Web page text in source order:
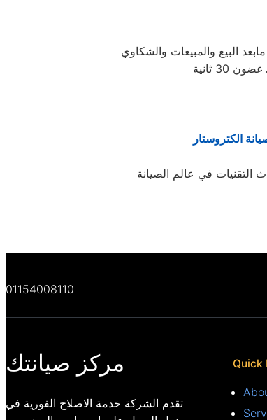
ثانية
الكتروستار
التقنيات في عالم الصيانة
01154008110
مركز صيانتك
تقدم الشركة خدمة الاصلاح الفورية في
Quick